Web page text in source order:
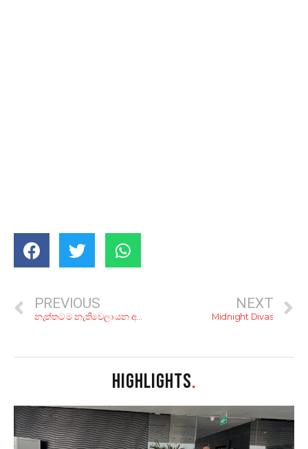
PREVIOUS
නැත්තට ම නැතිවෙලා යන අපේ අවුරුදු චාරිත්‍ර 8ක්
NEXT
Midnight Divas
HIGHLIGHTS.